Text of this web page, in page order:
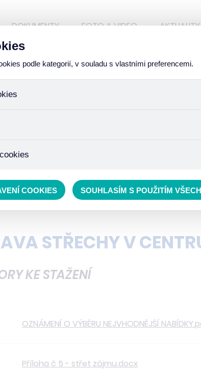
DOKUMENTY FOTO A VIDEO AKTUALITY
STŘECHY V
KE STAŽENÍ
OZNÁMENÍ O VÝBĚRU NEJVHODNĚJŠÍ
Příloha č 5 - střet zájmu.docx
podle kategorií, v souladu s vlastními preferencemi.
produktů v nákupním košíku, ovládání filtrů a také
protože anonymizované cookies nelze přiřadit
COOKIES SOUHLASÍM S POUŽITÍM